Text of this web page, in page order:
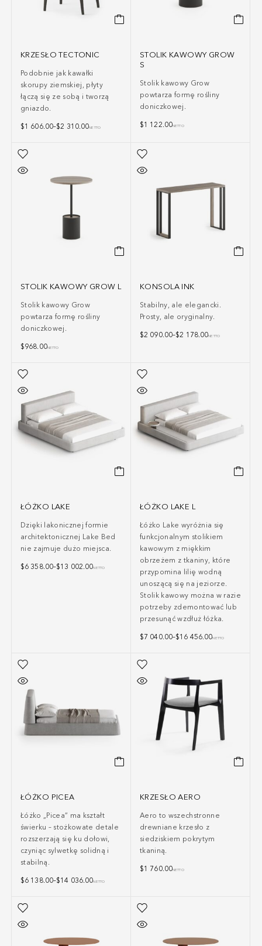
KRZESŁO TECTONIC
Podobnie jak kawałki
skorupy ziemskiej, płyty
łączą się ze sobą i tworzą
gniazdo.
$1 606.00–$2 310.00NETTO
STOLIK KAWOWY GROW
S
Stolik kawowy Grow
powtarza formę rośliny
doniczkowej.
$1 122.00NETTO
STOLIK KAWOWY GROW L
Stolik kawowy Grow
powtarza formę rośliny
doniczkowej.
$968.00NETTO
KONSOLA INK
Stabilny, ale elegancki.
Prosty, ale oryginalny.
$2 090.00–$2 178.00NETTO
ŁÓŻKO LAKE
Dzięki lakonicznej formie
architektonicznej Lake Bed
nie zajmuje dużo miejsca.
$6 358.00–$13 002.00NETTO
ŁÓŻKO LAKE L
Łóżko Lake wyróżnia się
funkcjonalnym stolikiem
kawowym z miękkim
obrzeżem z tkaniny, które
przypomina lilię wodną
unoszącą się na jeziorze.
Stolik kawowy można w razie
potrzeby zdemontować lub
przesunąć wzdłuż łóżka.
$7 040.00–$16 456.00NETTO
ŁÓŻKO PICEA
Łóżko „Picea” ma kształt
świerku – stożkowate detale
rozszerzają się ku dołowi,
czyniąc sylwetkę solidną i
stabilną.
$6 138.00–$14 036.00NETTO
KRZESŁO AERO
Aero to wszechstronne
drewniane krzesło z
siedziskiem pokrytym
tkaniną.
$1 760.00NETTO